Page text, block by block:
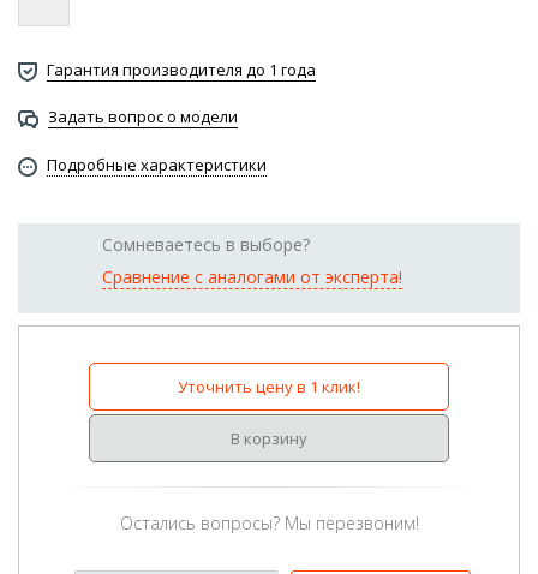
Гарантия производителя до 1 года
Задать вопрос о модели
Подробные характеристики
Сомневаетесь в выборе?
Сравнение с аналогами от эксперта!
Уточнить цену в 1 клик!
В корзину
Остались вопросы? Мы перезвоним!